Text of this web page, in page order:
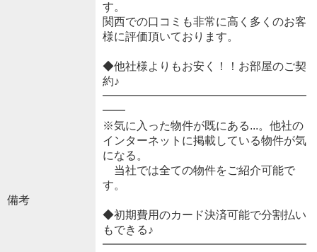
備考
す。
関西での口コミも非常に高く多くのお客
様に評価頂いております。
◆他社様よりもお安く！！お部屋のご契
約♪
━━━━━━━━━━━━━━━━━━
━━
※気に入った物件が既にある...。他社の
インターネットに掲載している物件が気
になる。
当社では全ての物件をご紹介可能で
す。
◆初期費用のカード決済可能で分割払い
もできる♪
━━━━━━━━━━━━━━━━━━